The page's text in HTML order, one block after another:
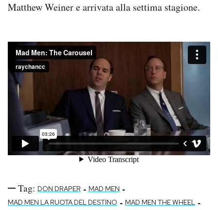
Matthew Weiner e arrivata alla settima stagione.
Tag: DON DRAPER - MAD MEN -
MAD MEN LA RUOTA DEL DESTINO - MAD MEN THE WHEEL -